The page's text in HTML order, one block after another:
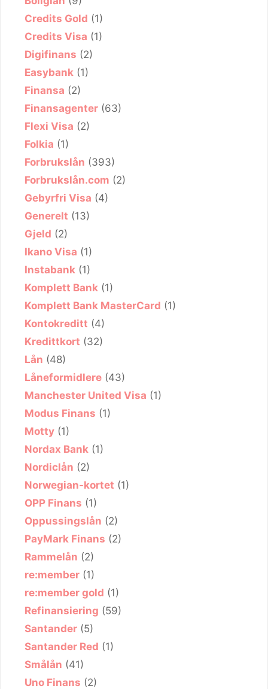
Credits Gold (1)
Credits Visa (1)
Digifinans (2)
Easybank (1)
Finansa (2)
Finansagenter (63)
Flexi Visa (2)
Folkia (1)
Forbrukslån (393)
Forbrukslån.com (2)
Gebyrfri Visa (4)
Generelt (13)
Gjeld (2)
Ikano Visa (1)
Instabank (1)
Komplett Bank (1)
Komplett Bank MasterCard (1)
Kontokreditt (4)
Kredittkort (32)
Lån (48)
Låneformidlere (43)
Manchester United Visa (1)
Modus Finans (1)
Motty (1)
Nordax Bank (1)
Nordiclån (2)
Norwegian-kortet (1)
OPP Finans (1)
Oppussingslån (2)
PayMark Finans (2)
Rammelån (2)
re:member (1)
re:member gold (1)
Refinansiering (59)
Santander (5)
Santander Red (1)
Smålån (41)
Uno Finans (2)